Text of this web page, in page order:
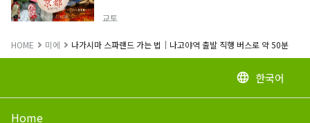
교토
HOME 미에 나가시마 스파랜드 가는 법｜나고야역 출발 직행 버스로 약 50분
language 한국어
Home